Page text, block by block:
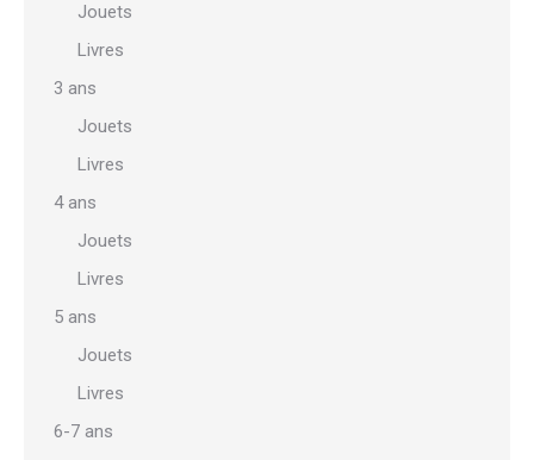
Jouets
Livres
3 ans
Jouets
Livres
4 ans
Jouets
Livres
5 ans
Jouets
Livres
6-7 ans